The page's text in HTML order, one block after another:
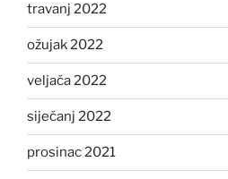
travanj 2022
ožujak 2022
veljača 2022
siječanj 2022
prosinac 2021